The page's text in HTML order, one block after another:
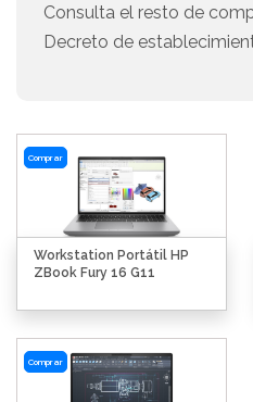
Consulta el resto de
Decreto de
Comprar
Workstation Portátil HP
ZBook Fury 16 G11
Comprar